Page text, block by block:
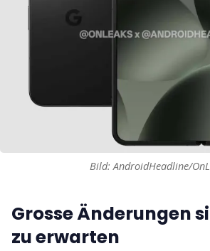
Bild: AndroidHeadline/
Grosse Änderungen
zu erwarten